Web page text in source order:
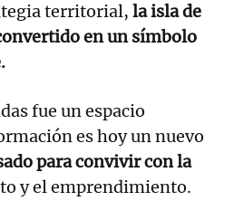
territorial, la isla de
en un símbolo
fue un espacio
es hoy un nuevo
para convivir con la
y el emprendimiento.